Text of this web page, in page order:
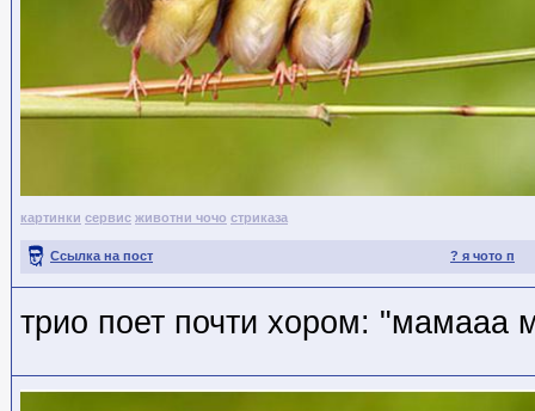
картинки сервис животни чочо стриказа
? я чото п
Ссылка на пост
трио поет почти хором: "мамааа